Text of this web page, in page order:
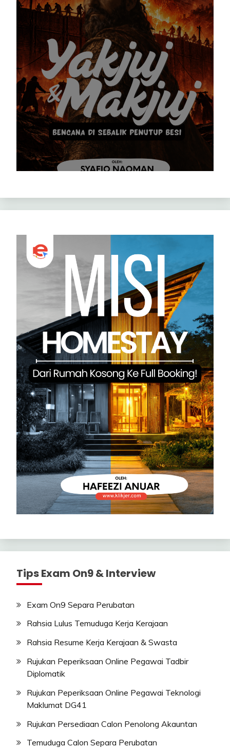
Tips Exam On9 & Interview
Exam On9 Separa Perubatan
Rahsia Lulus Temuduga Kerja Kerajaan
Rahsia Resume Kerja Kerajaan & Swasta
Rujukan Peperiksaan Online Pegawai Tadbir
Diplomatik
Rujukan Peperiksaan Online Pegawai Teknologi
Maklumat DG41
Rujukan Persediaan Calon Penolong Akauntan
Temuduga Calon Separa Perubatan